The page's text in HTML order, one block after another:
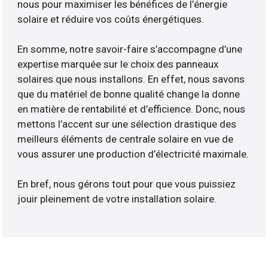
nous pour maximiser les bénéfices de l’énergie
solaire et réduire vos coûts énergétiques.
En somme, notre savoir-faire s’accompagne d’une
expertise marquée sur le choix des panneaux
solaires que nous installons. En effet, nous savons
que du matériel de bonne qualité change la donne
en matière de rentabilité et d’efficience. Donc, nous
mettons l’accent sur une sélection drastique des
meilleurs éléments de centrale solaire en vue de
vous assurer une production d’électricité maximale.
En bref, nous gérons tout pour que vous puissiez
jouir pleinement de votre installation solaire.